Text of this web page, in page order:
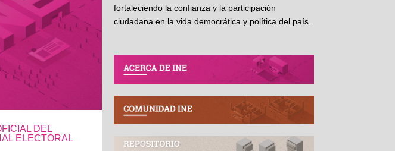
DEL
ELECTORAL
fortaleciendo la confianza y la participación
ciudadana en la vida democrática y política del país.